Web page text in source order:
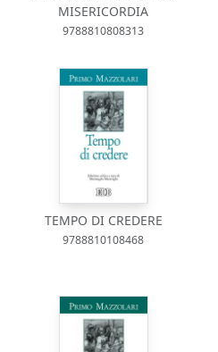
MISERICORDIA
9788810808313
TEMPO DI CREDERE
9788810108468